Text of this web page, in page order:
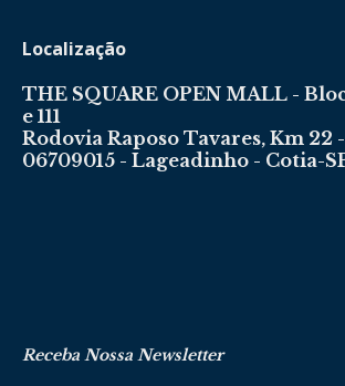
Localização
THE SQUARE OPEN MALL -
e 111
Rodovia Raposo Tavares, Km 22 -
06709015 - Lageadinho - Cotia-
Receba Nossa Newsletter